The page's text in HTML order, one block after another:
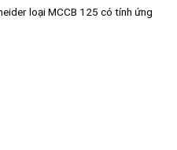
loại MCCB 125 có tính ứng